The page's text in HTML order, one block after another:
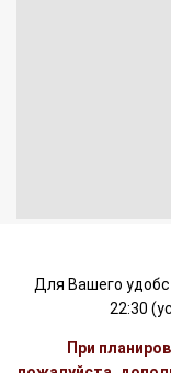
Для Вашего
22:30
При